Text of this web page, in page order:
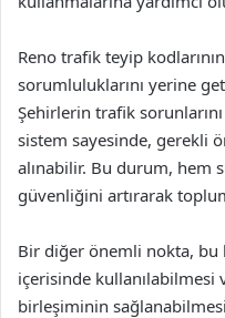
Reno trafik teyip
sorumluluklarını yerine
Şehirlerin trafik
sistem sayesinde, gerekli
alınabilir. Bu durum, hem
güvenliğini artırarak
Bir diğer önemli nokta, bu
içerisinde kullanılabilmesi
birleşiminin